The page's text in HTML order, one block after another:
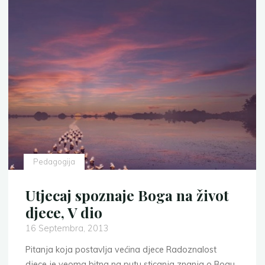
Pedagogija
Utjecaj spoznaje Boga na život
djece, V dio
16 Septembra, 2013
Pitanja koja postavlja većina djece Radoznalost